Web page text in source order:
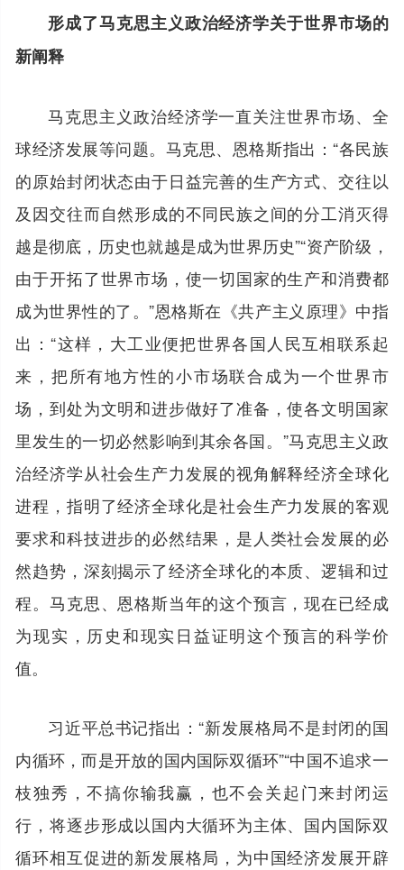
形成了马克思主义政治经济学关于世界市场的
新阐释
马克思主义政治经济学一直关注世界市场、全
球经济发展等问题。马克思、恩格斯指出：“各民族
的原始封闭状态由于日益完善的生产方式、交往以
及因交往而自然形成的不同民族之间的分工消灭得
越是彻底，历史也就越是成为世界历史”“资产阶级，
由于开拓了世界市场，使一切国家的生产和消费都
成为世界性的了。”恩格斯在《共产主义原理》中指
出：“这样，大工业便把世界各国人民互相联系起
来，把所有地方性的小市场联合成为一个世界市
场，到处为文明和进步做好了准备，使各文明国家
里发生的一切必然影响到其余各国。”马克思主义政
治经济学从社会生产力发展的视角解释经济全球化
进程，指明了经济全球化是社会生产力发展的客观
要求和科技进步的必然结果，是人类社会发展的必
然趋势，深刻揭示了经济全球化的本质、逻辑和过
程。马克思、恩格斯当年的这个预言，现在已经成
为现实，历史和现实日益证明这个预言的科学价
值。
习近平总书记指出：“新发展格局不是封闭的国
内循环，而是开放的国内国际双循环”“中国不追求一
枝独秀，不搞你输我赢，也不会关起门来封闭运
行，将逐步形成以国内大循环为主体、国内国际双
循环相互促进的新发展格局，为中国经济发展开辟